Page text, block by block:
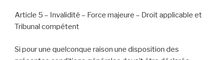
Article 5 – Invalidité – Force majeure – Droit applicable et
Tribunal compétent
Si pour une quelconque raison une disposition des